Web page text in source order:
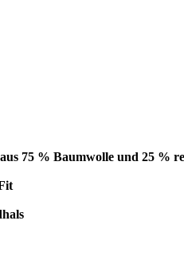
75 % Baumwolle und 25 %